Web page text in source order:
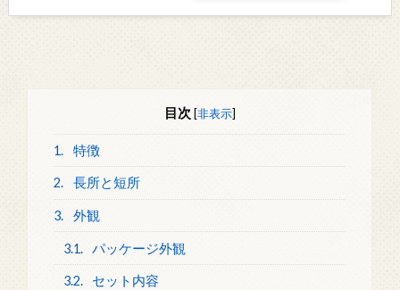
目次 [非表示]
1. 特徴
2. 長所と短所
3. 外観
3.1. パッケージ外観
3.2. セット内容